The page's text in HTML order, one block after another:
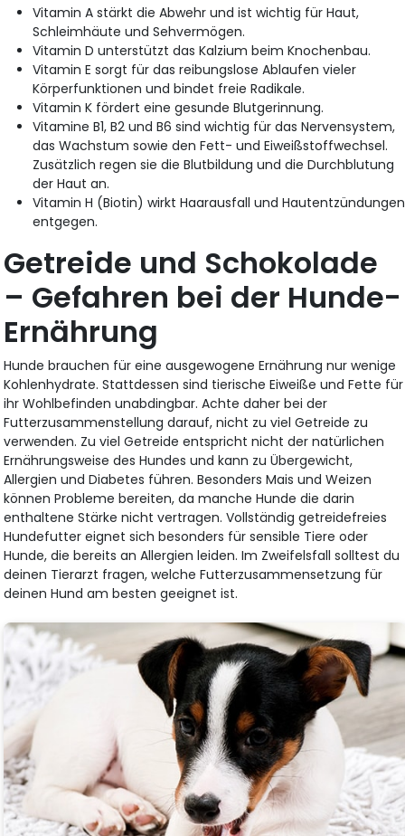
Vitamin A stärkt die Abwehr und ist wichtig für Haut,
Schleimhäute und Sehvermögen.
Vitamin D unterstützt das Kalzium beim Knochenbau.
Vitamin E sorgt für das reibungslose Ablaufen vieler
Körperfunktionen und bindet freie Radikale.
Vitamin K fördert eine gesunde Blutgerinnung.
Vitamine B1, B2 und B6 sind wichtig für das Nervensystem,
das Wachstum sowie den Fett- und Eiweißstoffwechsel.
Zusätzlich regen sie die Blutbildung und die Durchblutung
der Haut an.
Vitamin H (Biotin) wirkt Haarausfall und Hautentzündungen
entgegen.
Getreide und Schokolade
– Gefahren bei der Hunde-
Ernährung
Hunde brauchen für eine ausgewogene Ernährung nur wenige
Kohlenhydrate. Stattdessen sind tierische Eiweiße und Fette für
ihr Wohlbefinden unabdingbar. Achte daher bei der
Futterzusammenstellung darauf, nicht zu viel Getreide zu
verwenden. Zu viel Getreide entspricht nicht der natürlichen
Ernährungsweise des Hundes und kann zu Übergewicht,
Allergien und Diabetes führen. Besonders Mais und Weizen
können Probleme bereiten, da manche Hunde die darin
enthaltene Stärke nicht vertragen. Vollständig getreidefreies
Hundefutter eignet sich besonders für sensible Tiere oder
Hunde, die bereits an Allergien leiden. Im Zweifelsfall solltest du
deinen Tierarzt fragen, welche Futterzusammensetzung für
deinen Hund am besten geeignet ist.